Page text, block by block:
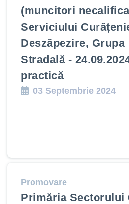
(muncitori
Serviciului
Deszăpezire,
Stradală -
practică
03 Septembrie 2024
Promovare
Primăria Sectorului